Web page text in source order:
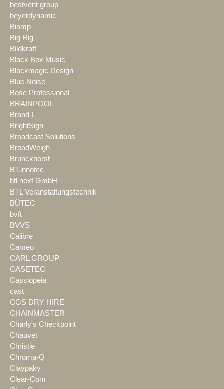
bestvent group
beyerdynamic
Biamp
Big Rig
Bildkraft
Black Box Music
Blackmagic Design
Blue Noise
Bose Professional
BRAINPOOL
Brand-L
BrightSign
Broadcast Solutions
BroadWeigh
Brunckhorst
BT.innotec
btl next GmbH
BTL Veranstaltungstechnik
BÜTEC
bvft
BVVS
Calibre
Cameo
CARL GROUP
CASETEC
Cassiopeia
cast
CGS DRY HIRE
CHAINMASTER
Charly's Checkpoint
Chauvet
Christie
Chroma-Q
Claypaky
Clear-Com